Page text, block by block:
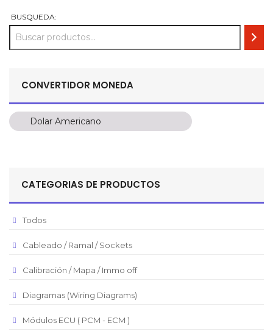
BUSQUEDA:
CONVERTIDOR MONEDA
Dolar Americano
Dolar Americano
Pesos Mexicanos
Euro
Real Brasilero
CATEGORIAS DE PRODUCTOS
Todos
Cableado / Ramal / Sockets
Calibración / Mapa / Immo off
Diagramas (Wiring Diagrams)
Módulos ECU ( PCM - ECM )